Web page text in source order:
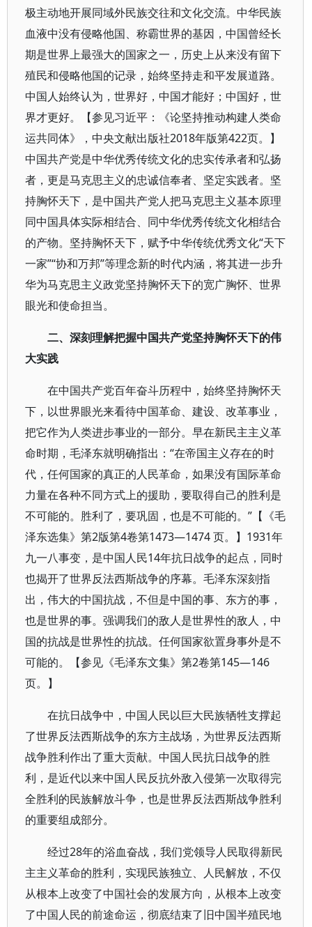
极主动地开展同域外民族交往和文化交流。中华民族
血液中没有侵略他国、称霸世界的基因，中国曾经长
期是世界上最强大的国家之一，历史上从来没有留下
殖民和侵略他国的记录，始终坚持走和平发展道路。
中国人始终认为，世界好，中国才能好；中国好，世
界才更好。【参见习近平：《论坚持推动构建人类命
运共同体》，中央文献出版社2018年版第422页。】
中国共产党是中华优秀传统文化的忠实传承者和弘扬
者，更是马克思主义的忠诚信奉者、坚定实践者。坚
持胸怀天下，是中国共产党人把马克思主义基本原理
同中国具体实际相结合、同中华优秀传统文化相结合
的产物。坚持胸怀天下，赋予中华传统优秀文化“天下
一家”“协和万邦”等理念新的时代内涵，将其进一步升
华为马克思主义政党坚持胸怀天下的宽广胸怀、世界
眼光和使命担当。
二、深刻理解把握中国共产党坚持胸怀天下的伟
大实践
在中国共产党百年奋斗历程中，始终坚持胸怀天
下，以世界眼光来看待中国革命、建设、改革事业，
把它作为人类进步事业的一部分。早在新民主主义革
命时期，毛泽东就明确指出：“在帝国主义存在的时
代，任何国家的真正的人民革命，如果没有国际革命
力量在各种不同方式上的援助，要取得自己的胜利是
不可能的。胜利了，要巩固，也是不可能的。”【《毛
泽东选集》第2版第4卷第1473—1474 页。】1931年
九一八事变，是中国人民14年抗日战争的起点，同时
也揭开了世界反法西斯战争的序幕。毛泽东深刻指
出，伟大的中国抗战，不但是中国的事、东方的事，
也是世界的事。强调我们的敌人是世界性的敌人，中
国的抗战是世界性的抗战。任何国家欲置身事外是不
可能的。【参见《毛泽东文集》第2卷第145—146
页。】
在抗日战争中，中国人民以巨大民族牺牲支撑起
了世界反法西斯战争的东方主战场，为世界反法西斯
战争胜利作出了重大贡献。中国人民抗日战争的胜
利，是近代以来中国人民反抗外敌入侵第一次取得完
全胜利的民族解放斗争，也是世界反法西斯战争胜利
的重要组成部分。
经过28年的浴血奋战，我们党领导人民取得新民
主主义革命的胜利，实现民族独立、人民解放，不仅
从根本上改变了中国社会的发展方向，从根本上改变
了中国人民的前途命运，彻底结束了旧中国半殖民地